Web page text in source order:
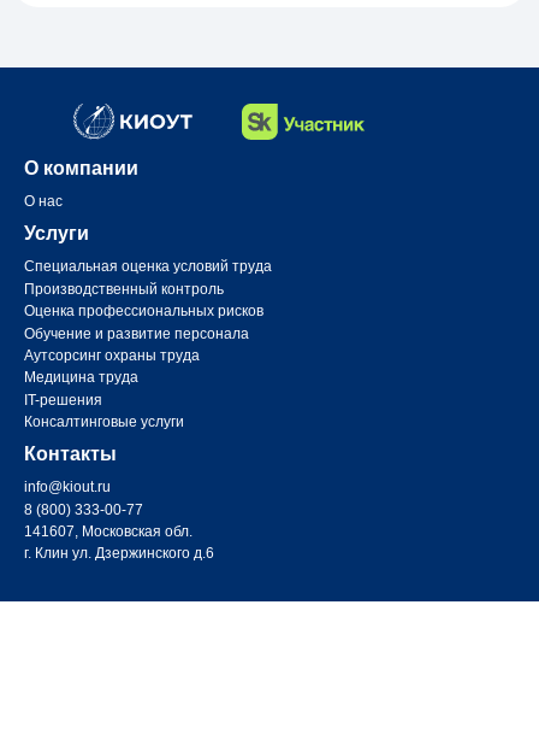
О компании
О нас
Услуги
Специальная оценка условий труда
Производственный контроль
Оценка профессиональных рисков
Обучение и развитие персонала
Аутсорсинг охраны труда
Медицина труда
IT-решения
Консалтинговые услуги
Контакты
info@kiout.ru
8 (800) 333-00-77
141607, Московская обл.
г. Клин ул. Дзержинского д.6